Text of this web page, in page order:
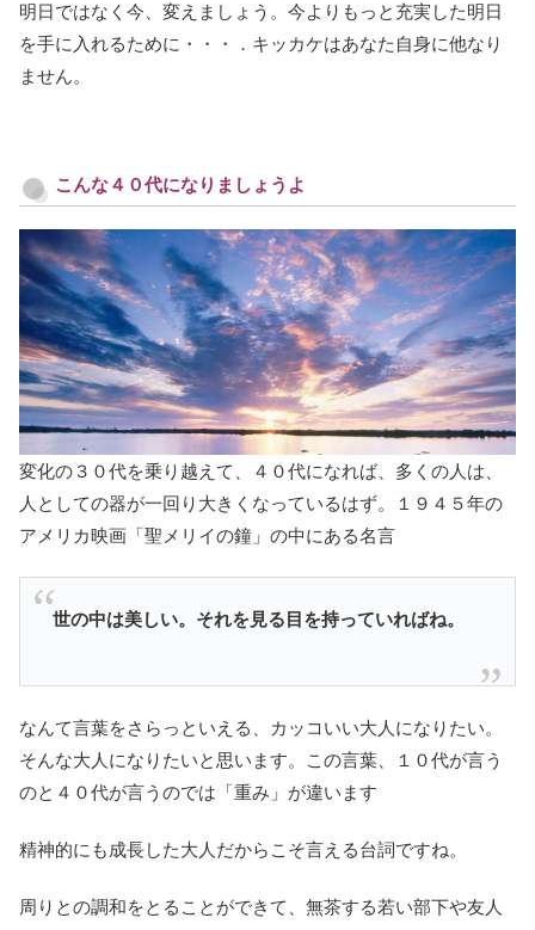
明日ではなく今、変えましょう。今よりもっと充実した明日
を手に入れるために・・・．キッカケはあなた自身に他なり
ません。
こんな４０代になりましょうよ
変化の３０代を乗り越えて、４０代になれば、多くの人は、
人としての器が一回り大きくなっているはず。１９４５年の
アメリカ映画「聖メリイの鐘」の中にある名言
世の中は美しい。それを見る目を持っていればね。
なんて言葉をさらっといえる、カッコいい大人になりたい。
そんな大人になりたいと思います。この言葉、１０代が言う
のと４０代が言うのでは「重み」が違います
精神的にも成長した大人だからこそ言える台詞ですね。
周りとの調和をとることができて、無茶する若い部下や友人